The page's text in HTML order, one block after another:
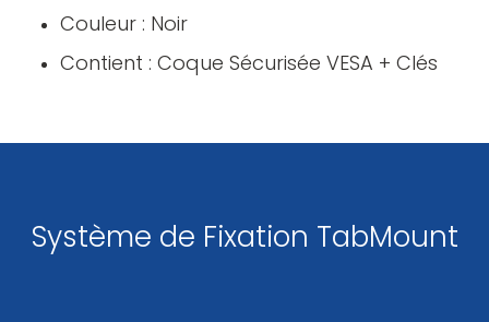
Couleur : Noir
Contient : Coque Sécurisée VESA + Clés
Système de Fixation TabMount